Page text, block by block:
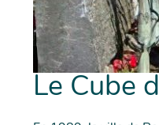
Le Cube